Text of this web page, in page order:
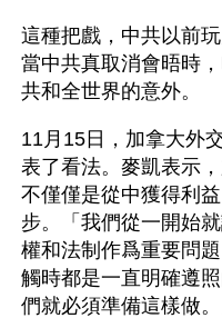
這種把戲，中共以前
當中共真取消會晤時
共和全世界的意外。
11月15日，加拿大外
表了看法。麥凱表示
不僅僅是從中獲得利
步。「我們從一開始
權和法制作爲重要問
觸時都是一直明確遵
們就必須準備這樣做。